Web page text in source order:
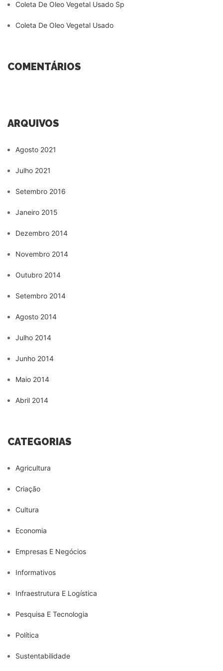
Coleta De Oleo Vegetal Usado Sp
Coleta De Oleo Vegetal Usado
COMENTÁRIOS
ARQUIVOS
Agosto 2021
Julho 2021
Setembro 2016
Janeiro 2015
Dezembro 2014
Novembro 2014
Outubro 2014
Setembro 2014
Agosto 2014
Julho 2014
Junho 2014
Maio 2014
Abril 2014
CATEGORIAS
Agricultura
Criação
Cultura
Economia
Empresas E Negócios
Informativos
Infraestrutura E Logística
Pesquisa E Tecnologia
Política
Sustentabilidade